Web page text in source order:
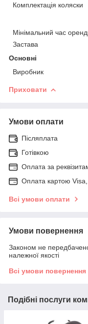
Комплектація коляски
Мінімальний час
Застава
Основні
Виробник
Приховати
Умови оплати
Післяплата
Готівкою
Оплата за
Оплата картою
Всі умови оплати
Умови повернення
Законом не
належної якості
Всі умови повернення
Подібні послуги